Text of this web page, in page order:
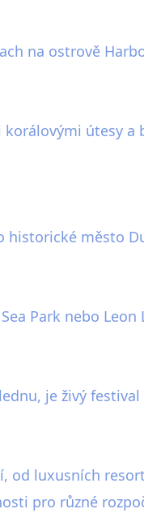
na ostrově
útesy
historické město
Park nebo
je živý
od luxusních
pro různé